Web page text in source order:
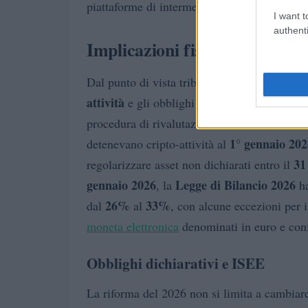
I want
piattaforme di intermediazione e i relativi
Implicazioni fiscali e
Dal punto di vista tributario, la normativa
attività e gli obblighi di monitoraggio
procedura di rivalutazione con il
detenevano cripto-attività al 1° gennaio
regolarizzare asset non dichiarati entro il
gennaio 2026, la Legge di Bilancio 2026
dal 26% al 33%, con alcune eccezioni
moneta elettronica denominati in euro e
Obblighi dichiarativi e ISEE
La riforma del 2026 non si limita a